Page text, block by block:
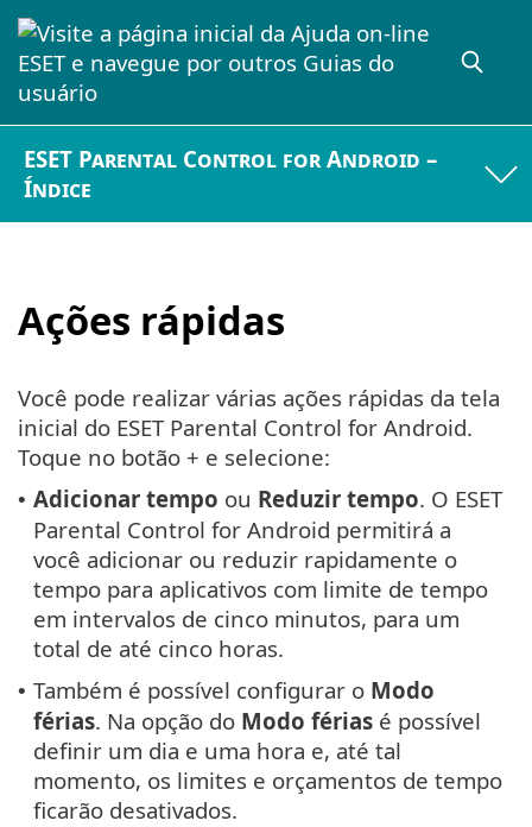
ESET Parental Control for Android –
Índice
Ações rápidas
Você pode realizar várias ações rápidas da tela
inicial do ESET Parental Control for Android.
Toque no botão + e selecione:
• Adicionar tempo ou Reduzir tempo. O ESET
Parental Control for Android permitirá a
você adicionar ou reduzir rapidamente o
tempo para aplicativos com limite de tempo
em intervalos de cinco minutos, para um
total de até cinco horas.
• Também é possível configurar o Modo
férias. Na opção do Modo férias é possível
definir um dia e uma hora e, até tal
momento, os limites e orçamentos de tempo
ficarão desativados.